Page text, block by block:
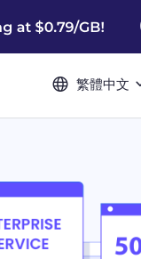
繁體中文